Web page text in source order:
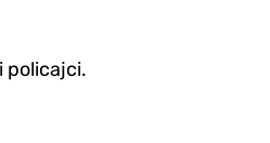
policajci.